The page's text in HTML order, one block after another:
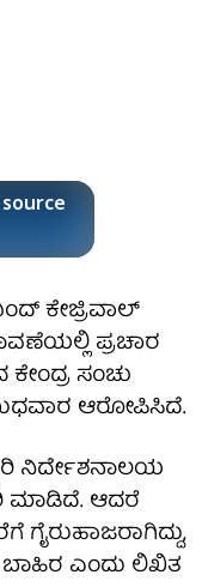
ಕೇಜ್ರಿವಾಲ್
ಪ್ರಚಾರ
ಸಂಚು
ಆರೋಪಿಸಿದೆ.
ನಿರ್ದೇಶನಾಲಯ
ಮಾಡಿದೆ. ಆದರೆ
ಎಂದು ಲಿಖಿತ